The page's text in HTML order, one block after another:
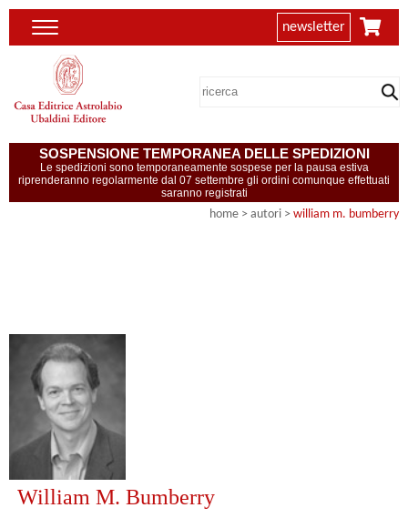
newsletter
SOSPENSIONE TEMPORANEA DELLE SPEDIZIONI
Le spedizioni sono temporaneamente sospese per la pausa estiva
riprenderanno regolarmente dal 07 settembre gli ordini comunque effettuati
saranno registrati
home > autori > william m. bumberry
William M. Bumberry